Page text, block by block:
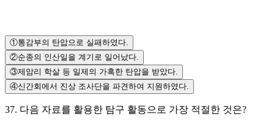
①통감부의 탄압으로 실패하였다.
②순종의 인산일을 계기로 일어났다.
③제암리 학살 등 일제의 가혹한 탄압을 받았다.
④신간회에서 진상 조사단을 파견하여 지원하였다.
37. 다음 자료를 활용한 탐구 활동으로 가장 적절한 것은?